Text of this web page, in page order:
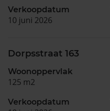
Verkoopdatum
10 juni 2026
Dorpsstraat 163
Woonoppervlak
125 m2
Verkoopdatum